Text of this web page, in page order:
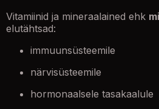
Vitamiinid ja mineraalained ehk
elutähtsad:
immuunsüsteemile
närvisüsteemile
hormonaalsele tasakaalule